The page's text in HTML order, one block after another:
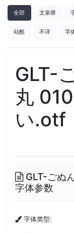
全部 文泉驿
站酷 不详 字
GLT-
丸
い.otf
GLT-ごぬ
字体参数
字体类型: